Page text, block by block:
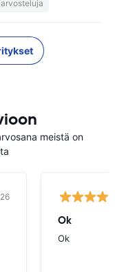
arvosteluja
meistä on
Ok
Ok